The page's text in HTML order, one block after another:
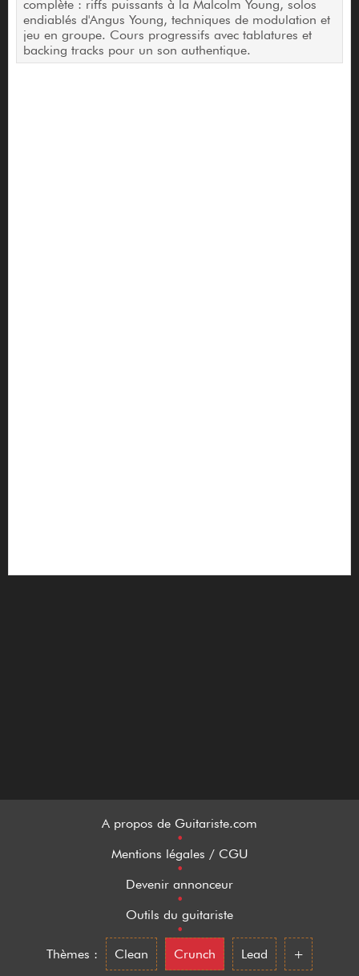
complète : riffs puissants à la Malcolm Young, solos
endiablés d'Angus Young, techniques de modulation et
jeu en groupe. Cours progressifs avec tablatures et
backing tracks pour un son authentique.
A propos de Guitariste.com
•
Mentions légales / CGU
•
Devenir annonceur
•
Outils du guitariste
•
Thèmes :
Clean Crunch Lead +